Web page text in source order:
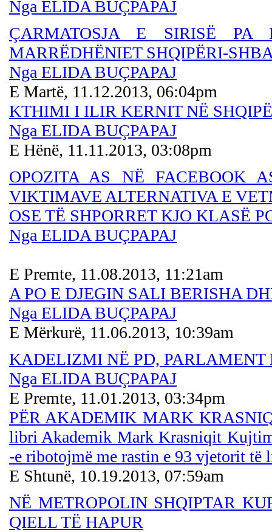
Nga ELIDA BUÇPAPAJ
ÇARMATOSJA E SIRISË
MARRËDHËNIET SHQIPËRI-
Nga ELIDA BUÇPAPAJ
E Martë, 11.12.2013, 06:04pm
KTHIMI I ILIR KERNIT NË
Nga ELIDA BUÇPAPAJ
E Hënë, 11.11.2013, 03:08pm
OPOZITA AS NË FACEBOOK
VIKTIMAVE ALTERNATIVA E
OSE TË SHPORRET KJO KLASË
Nga ELIDA BUÇPAPAJ
E Premte, 11.08.2013, 11:21am
A PO E DJEGIN SALI BERISHA
Nga ELIDA BUÇPAPAJ
E Mërkurë, 11.06.2013, 10:39am
KADELIZMI NË PD, PARLAMENT
Nga ELIDA BUÇPAPAJ
E Premte, 11.01.2013, 03:34pm
PËR AKADEMIK MARK
libri Akademik Mark Krasniqit
-e ribotojmë me rastin e 93 vjetorit të
E Shtunë, 10.19.2013, 07:59am
NË METROPOLIN SHQIPTAR
QIELL TË HAPUR